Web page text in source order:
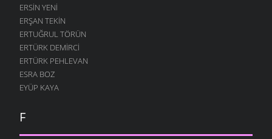
ERSIN YENI
ERŞAN TEKIN
ERTUĞRUL TÖRÜN
ERTÜRK DEMIRCI
ERTÜRK PEHLEVAN
ESRA BOZ
EYÜP KAYA
F